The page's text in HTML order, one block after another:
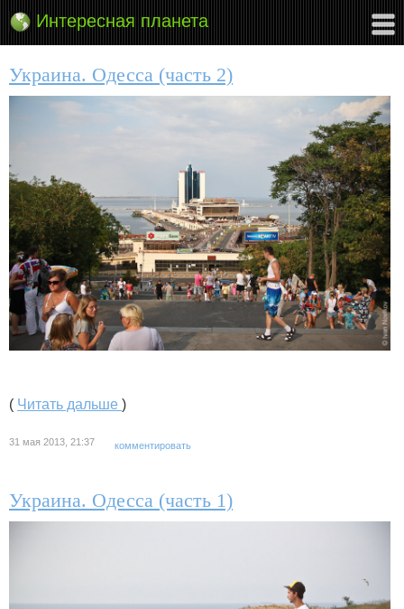
Интересная планета
Украина. Одесса (часть 2)
( Читать дальше )
31 мая 2013, 21:37 комментировать
Украина. Одесса (часть 1)